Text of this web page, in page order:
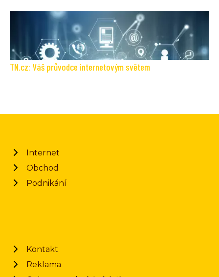
TN.cz: Váš průvodce internetovým světem
Internet
Obchod
Podnikání
Kontakt
Reklama